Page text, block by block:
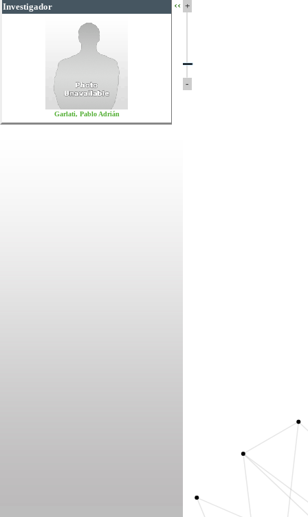
+
-
Finucane, Hilary
Ensisa, Liliana
Aguirre,
Investigador
Garlati, Pablo Adrián
‹‹